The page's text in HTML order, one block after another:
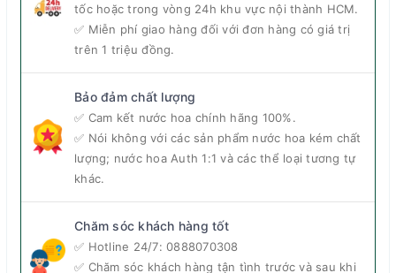
tốc hoặc trong vòng 24h khu vực nội thành HCM.
✅ Miễn phí giao hàng đối với đơn hàng có giá trị
trên 1 triệu đồng.
Bảo đảm chất lượng
✅ Cam kết nước hoa chính hãng 100%.
✅ Nói không với các sản phẩm nước hoa kém chất
lượng; nước hoa Auth 1:1 và các thể loại tương tự
khác.
Chăm sóc khách hàng tốt
✅ Hotline 24/7: 0888070308
✅ Chăm sóc khách hàng tận tình trước và sau khi